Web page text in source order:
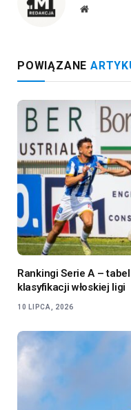
Website
POWIĄZANE
Rankingi Serie A –
klasyfikacji włoskiej ligi
10 LIPCA, 2026